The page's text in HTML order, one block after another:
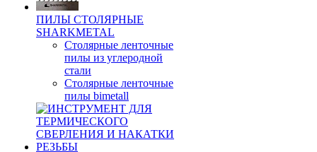
ПИЛЫ СТОЛЯРНЫЕ
SHARKMETAL
Столярные ленточные
пилы из углеродной
стали
Столярные ленточные
пилы bimetall